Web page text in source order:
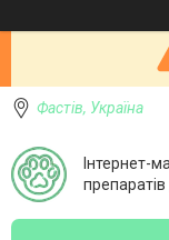
Фастів, Україна
Інтернет-